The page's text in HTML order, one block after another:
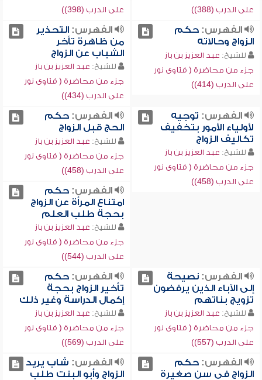
على الدرب (388))
على الدرب (398))
الفهرس:حكم
الزواج وحالاته
للشيخ: عبد العزيز بن باز
جزء من محاضرة ( فتاوى نور
على الدرب (414))
الفهرس:التحذير
من ظاهرة تأخر
الشباب عن الزواج
للشيخ: عبد العزيز بن باز
جزء من محاضرة ( فتاوى نور
على الدرب (434))
الفهرس: توجيه
لأولياء الأمور بتخفيف
تكاليف الزواج
للشيخ: عبد العزيز بن باز
جزء من محاضرة ( فتاوى نور
على الدرب (458))
الفهرس:حكم
الحج قبل الزواج
للشيخ: عبد العزيز بن باز
جزء من محاضرة ( فتاوى نور
على الدرب (458))
الفهرس:حكم
امتناع المرأة عن الزواج
بحجة طلب العلم
للشيخ: عبد العزيز بن باز
جزء من محاضرة ( فتاوى نور
على الدرب (544))
الفهرس:نصيحة
إلى الآباء الذين يرفضون
تزويج بناتهم
للشيخ: عبد العزيز بن باز
جزء من محاضرة ( فتاوى نور
على الدرب (557))
الفهرس:حكم
تأخير الزواج بحجة
إكمال الدراسة وغير ذلك
للشيخ: عبد العزيز بن باز
جزء من محاضرة ( فتاوى نور
على الدرب (569))
الفهرس:حكم
الزواج في سن صغيرة
الفهرس: شاب يريد
الزواج وأبو البنت طلب